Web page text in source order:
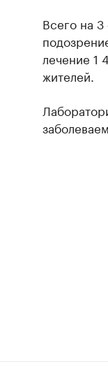
Всего на
лечение 1
жителей.